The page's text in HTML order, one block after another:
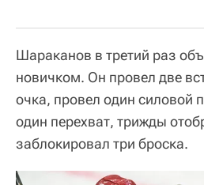
Шараканов в третий раз
новичком. Он провел две
очка, провел один силовой
один перехват, трижды
заблокировал три броска.